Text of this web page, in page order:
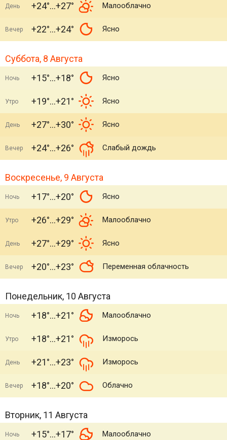
День +24° +27° Малооблачно
Вечер +22° +24° Ясно
Суббота, 8 Августа
Ночь +15° +18° Ясно
Утро +19° +21° Ясно
День +27° +30° Ясно
Вечер +24° +26° Слабый дождь
Воскресенье, 9 Августа
Ночь +17° +20° Ясно
Утро +26° +29° Малооблачно
День +27° +29° Ясно
Вечер +20° +23° Переменная облачность
Понедельник, 10 Августа
Ночь +18° +21° Малооблачно
Утро +18° +21° Изморось
День +21° +23° Изморось
Вечер +18° +20° Облачно
Вторник, 11 Августа
Ночь +15° +17° Малооблачно